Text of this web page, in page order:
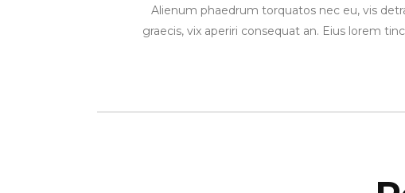
Alienum phaedrum torquatos nec eu, vis
graecis, vix aperiri consequat an. Eius lorem